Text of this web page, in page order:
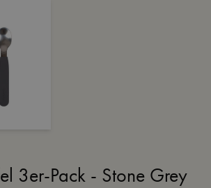
3er-Pack - Stone Grey